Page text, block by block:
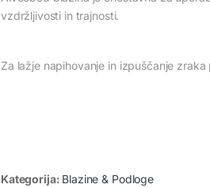
vzdržljivosti in trajnosti.
Za lažje napihovanje in izpuščanje
Kategorija: Blazine & Podloge